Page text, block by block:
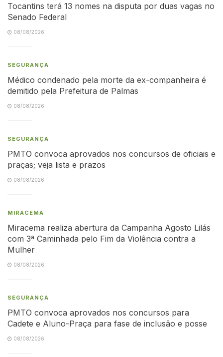
Tocantins terá 13 nomes na disputa por duas vagas no
Senado Federal
08/08/2026
SEGURANÇA
Médico condenado pela morte da ex-companheira é
demitido pela Prefeitura de Palmas
08/08/2026
SEGURANÇA
PMTO convoca aprovados nos concursos de oficiais e
praças; veja lista e prazos
08/08/2026
MIRACEMA
Miracema realiza abertura da Campanha Agosto Lilás
com 3ª Caminhada pelo Fim da Violência contra a
Mulher
08/08/2026
SEGURANÇA
PMTO convoca aprovados nos concursos para
Cadete e Aluno-Praça para fase de inclusão e posse
08/08/2026